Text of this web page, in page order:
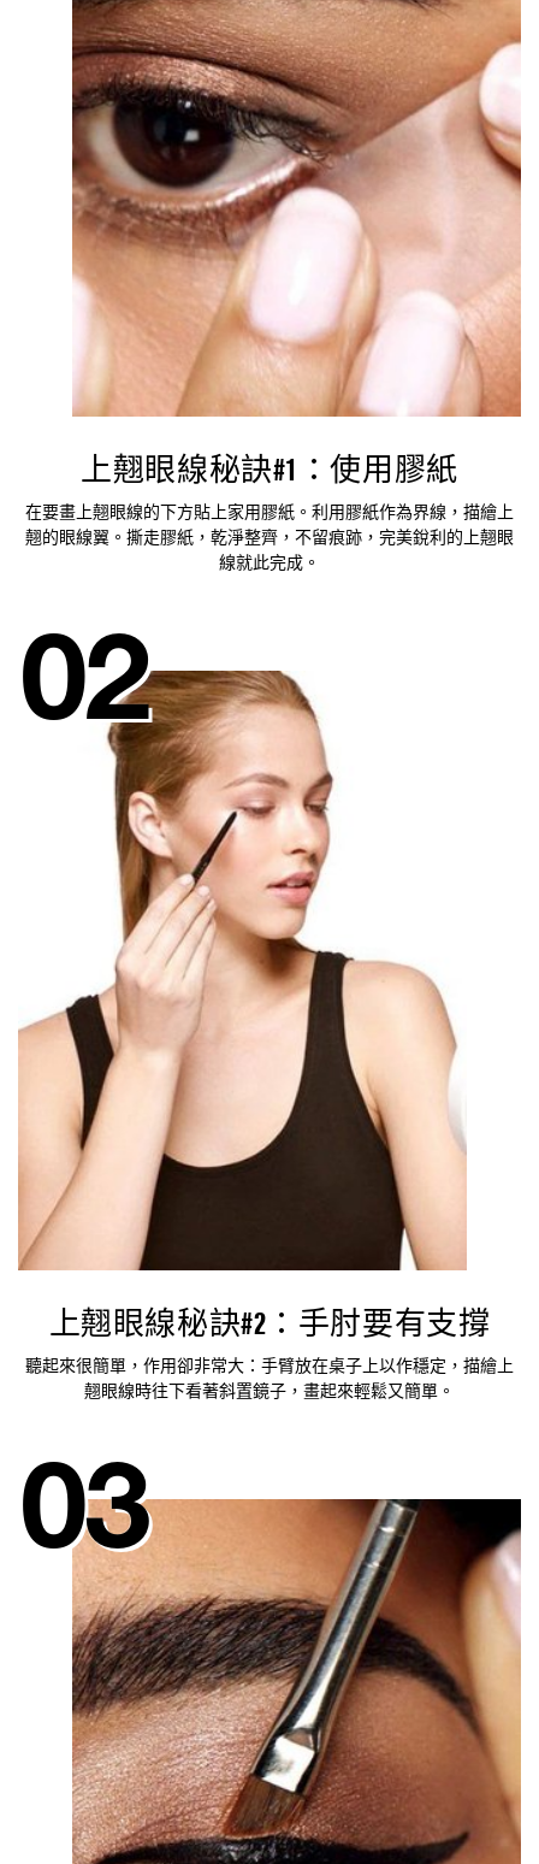
上翹眼線秘訣#1：使用膠紙
在要畫上翹眼線的下方貼上家用膠紙。利用膠紙作為界線，描繪上
翹的眼線翼。撕走膠紙，乾淨整齊，不留痕跡，完美銳利的上翹眼
線就此完成。
上翹眼線秘訣#2：手肘要有支撐
聽起來很簡單，作用卻非常大：手臂放在桌子上以作穩定，描繪上
翹眼線時往下看著斜置鏡子，畫起來輕鬆又簡單。